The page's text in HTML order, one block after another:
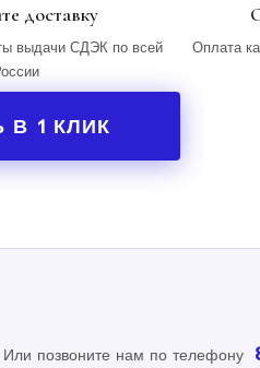
доставку
выдачи СДЭК по всей
Оплата
В 1 КЛИК
позвоните нам по телефону